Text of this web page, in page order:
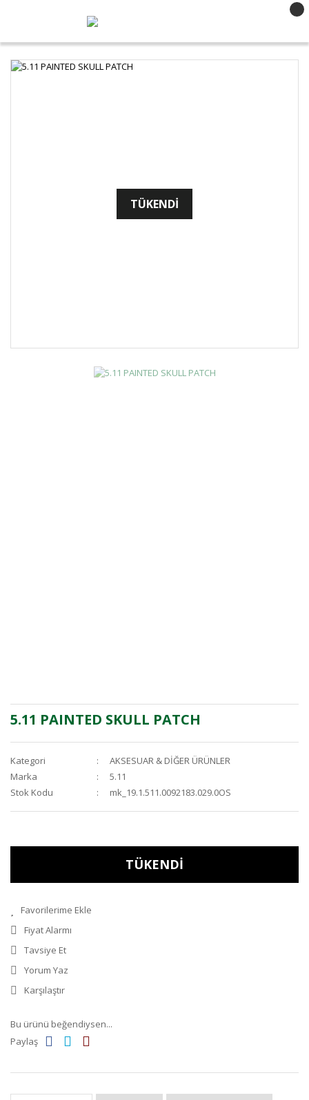
TÜKENDİ
5.11 PAINTED SKULL PATCH
Kategori
AKSESUAR & DİĞER ÜRÜNLER
Marka
5.11
Stok Kodu
mk_19.1.511.0092183.029.0OS
TÜKENDİ
Fiyat Alarmı
Tavsiye Et
Yorum Yaz
Karşılaştır
Bu ürünü beğendiysen...
Paylaş